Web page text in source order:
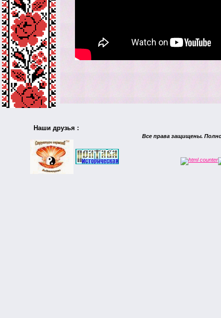
Наши друзья :
Все права защищены.